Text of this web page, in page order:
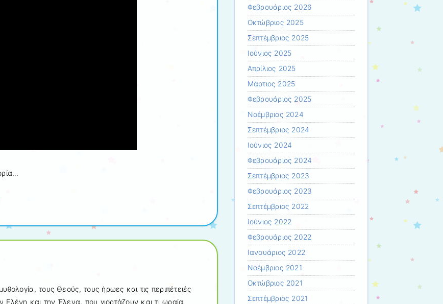
τους Θεούς, τους ήρωες και τις περιπέτειές
και την Έλενα, που γιορτάζουν και τι ωραία
Φεβρουάριος 2026
Οκτώβριος 2025
Σεπτέμβριος 2025
Ιούνιος 2025
Απρίλιος 2025
Μάρτιος 2025
Φεβρουάριος 2025
Νοέμβριος 2024
Σεπτέμβριος 2024
Ιούνιος 2024
Φεβρουάριος 2024
Σεπτέμβριος 2023
Φεβρουάριος 2023
Σεπτέμβριος 2022
Ιούνιος 2022
Φεβρουάριος 2022
Ιανουάριος 2022
Νοέμβριος 2021
Οκτώβριος 2021
Σεπτέμβριος 2021